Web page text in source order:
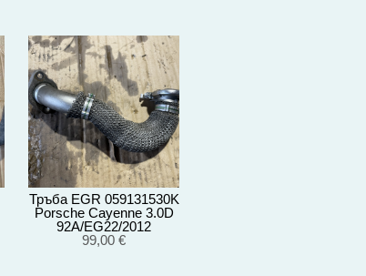
Тръба EGR 059131530K
Porsche Cayenne 3.0D
92A/EG22/2012
059131530K
99,00 €